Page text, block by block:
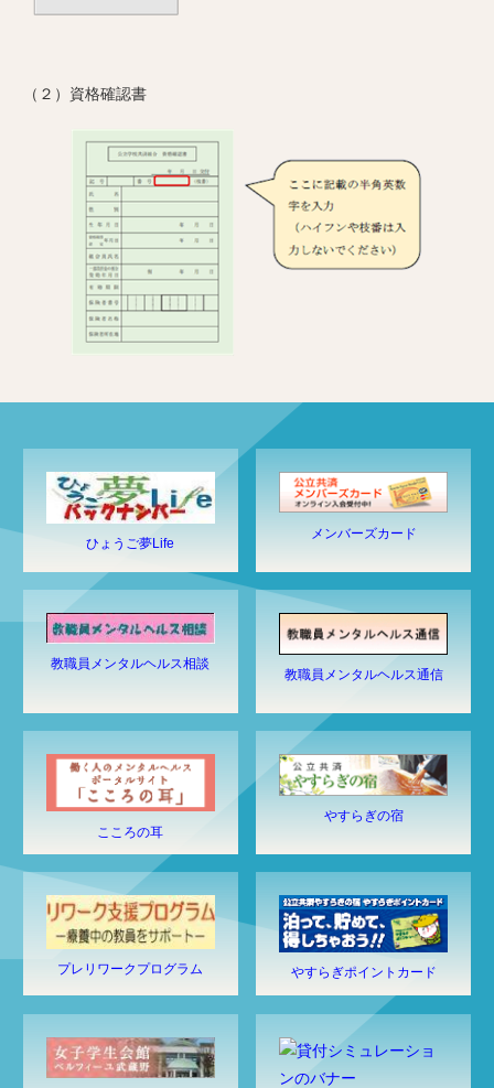
（２）資格確認書
ひょうご夢Life
メンバーズカード
教職員メンタルヘルス相談
教職員メンタルヘルス通信
こころの耳
やすらぎの宿
プレリワークプログラム やすらぎポイントカード